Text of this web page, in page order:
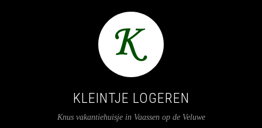
KLEINTJE LOGEREN
Knus vakantiehuisje in Vaassen op de Veluwe